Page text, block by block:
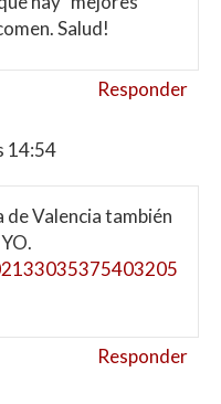
Salud!
Responder
14:54
de Valencia también
Responder